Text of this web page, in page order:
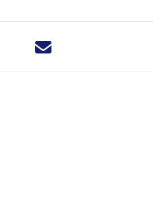
Deel dit nieuwsbericht via X -
Deel dit nieuwsbericht via
Deel dit nieuwsbericht
Deel dit